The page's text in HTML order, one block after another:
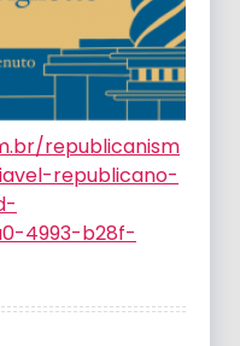
republicanism
republicano-
4993-b28f-